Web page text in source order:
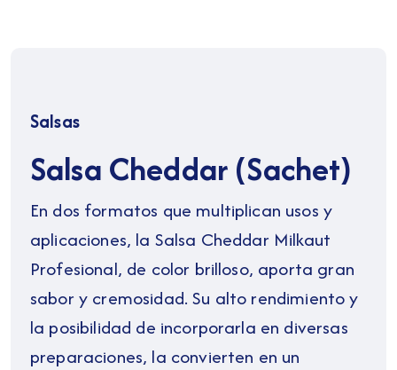
Salsas
Salsa Cheddar (Sachet)
En dos formatos que multiplican usos y
aplicaciones, la Salsa Cheddar Milkaut
Profesional, de color brilloso, aporta gran
sabor y cremosidad. Su alto rendimiento y
la posibilidad de incorporarla en diversas
preparaciones, la convierten en un